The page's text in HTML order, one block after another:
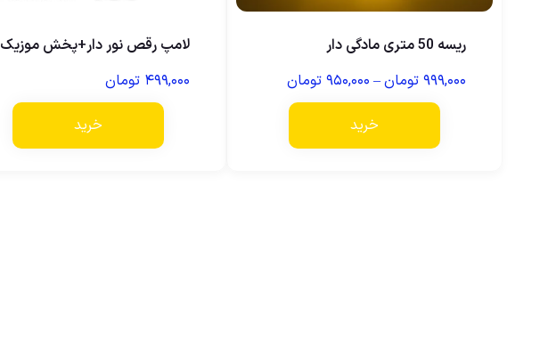
ریسه 50 متری مادگی دار
۹۹۹,۰۰۰ تومان– ۹۵۰,۰۰۰ تومان
خرید
لامپ رقص نور دار+پخش موزیک
۴۹۹,۰۰۰ تومان
خرید